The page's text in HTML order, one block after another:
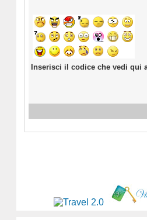
Inserisci il codice che vedi qui